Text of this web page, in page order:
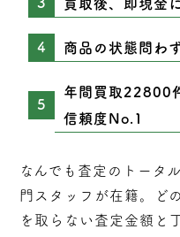
買取後、即現金
商品の状態問わ
年間買取22800
信頼度No.1
なんでも査定のトータ
門スタッフが在籍。ど
を取らない査定 金額と